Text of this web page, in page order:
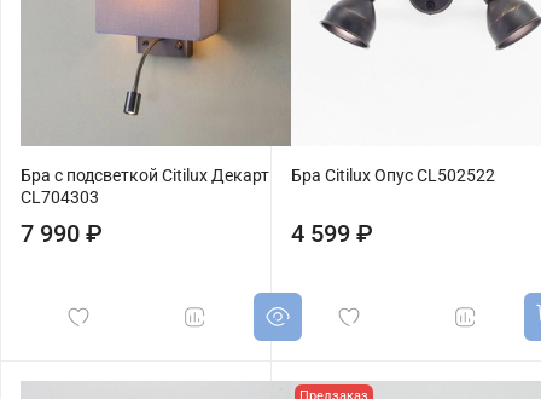
Бра с подсветкой Citilux Декарт
CL704303
7 990 ₽
Бра Citilux Опус CL502522
4 599 ₽